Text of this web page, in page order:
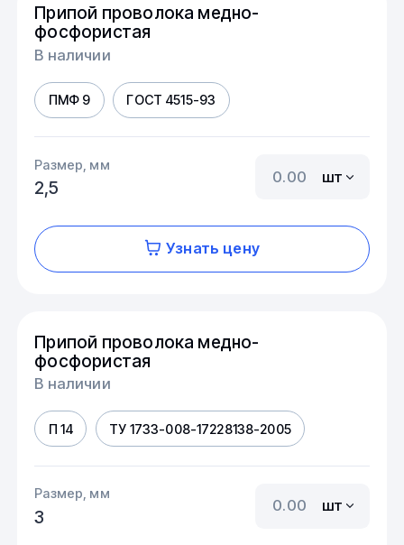
Припой проволока медно-
фосфористая
В наличии
ПМФ 9 ГОСТ 4515-93
Размер, мм
2,5
шт
Узнать цену
Припой проволока медно-
фосфористая
В наличии
П 14 ТУ 1733-008-17228138-2005
Размер, мм
3
шт